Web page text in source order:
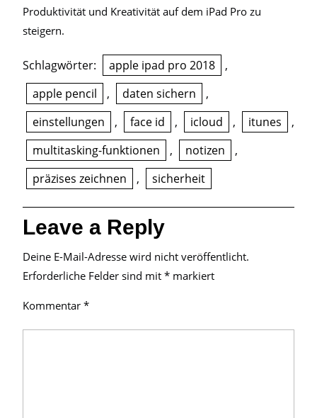
Produktivität und Kreativität auf dem iPad Pro zu
steigern.
Schlagwörter: apple ipad pro 2018
,
apple pencil
, daten sichern
,
einstellungen
, face id , icloud , itunes
,
multitasking-funktionen
, notizen
,
präzises zeichnen
, sicherheit
Leave a Reply
Deine E-Mail-Adresse wird nicht veröffentlicht.
Erforderliche Felder sind mit * markiert
Kommentar *